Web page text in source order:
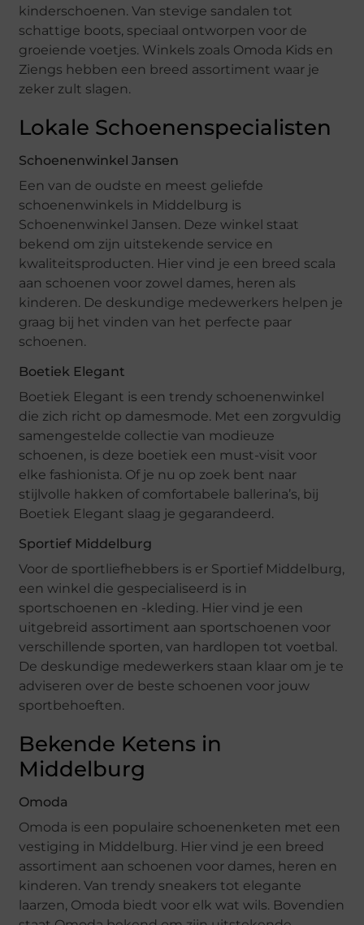
kinderschoenen. Van stevige sandalen tot
schattige boots, speciaal ontworpen voor de
groeiende voetjes. Winkels zoals Omoda Kids en
Ziengs hebben een breed assortiment waar je
zeker zult slagen.
Lokale Schoenenspecialisten
Schoenenwinkel Jansen
Een van de oudste en meest geliefde
schoenenwinkels in Middelburg is
Schoenenwinkel Jansen. Deze winkel staat
bekend om zijn uitstekende service en
kwaliteitsproducten. Hier vind je een breed scala
aan schoenen voor zowel dames, heren als
kinderen. De deskundige medewerkers helpen je
graag bij het vinden van het perfecte paar
schoenen.
Boetiek Elegant
Boetiek Elegant is een trendy schoenenwinkel
die zich richt op damesmode. Met een zorgvuldig
samengestelde collectie van modieuze
schoenen, is deze boetiek een must-visit voor
elke fashionista. Of je nu op zoek bent naar
stijlvolle hakken of comfortabele ballerina’s, bij
Boetiek Elegant slaag je gegarandeerd.
Sportief Middelburg
Voor de sportliefhebbers is er Sportief Middelburg,
een winkel die gespecialiseerd is in
sportschoenen en -kleding. Hier vind je een
uitgebreid assortiment aan sportschoenen voor
verschillende sporten, van hardlopen tot voetbal.
De deskundige medewerkers staan klaar om je te
adviseren over de beste schoenen voor jouw
sportbehoeften.
Bekende Ketens in
Middelburg
Omoda
Omoda is een populaire schoenenketen met een
vestiging in Middelburg. Hier vind je een breed
assortiment aan schoenen voor dames, heren en
kinderen. Van trendy sneakers tot elegante
laarzen, Omoda biedt voor elk wat wils. Bovendien